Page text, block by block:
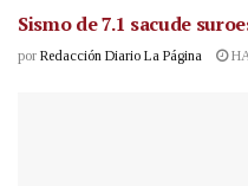
Sismo de 7.1 sacude
por Redacción Diario La Página